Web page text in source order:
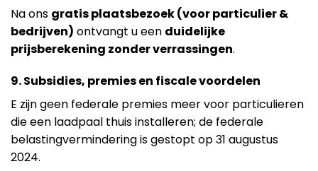
Na ons gratis plaatsbezoek (voor particulier &
bedrijven) ontvangt u een duidelijke
prijsberekening zonder verrassingen.
9. Subsidies, premies en fiscale voordelen
E zijn geen federale premies meer voor particulieren
die een laadpaal thuis installeren; de federale
belastingvermindering is gestopt op 31 augustus
2024.